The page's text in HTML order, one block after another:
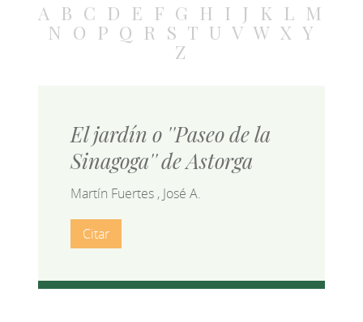
A B C D E F G H I J K L M
N O P Q R S T U V W X Y
Z
El jardín o ''Paseo de la
Sinagoga'' de Astorga
Martín Fuertes , José A.
Citar